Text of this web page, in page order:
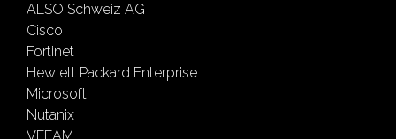
ALSO Schweiz AG
Cisco
Fortinet
Hewlett Packard Enterprise
Microsoft
Nutanix